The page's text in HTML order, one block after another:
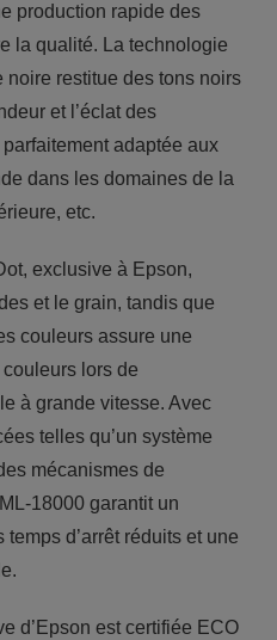
production rapide des
la qualité. La technologie
restitue des tons noirs
et l’éclat des
adaptée aux
dans les domaines de la
etc.
exclusive à Epson,
et le grain, tandis que
couleurs assure une
lors de
à grande vitesse. Avec
telles qu’un système
mécanismes de
18000 garantit un
d’arrêt réduits et une
d’Epson est certifiée ECO